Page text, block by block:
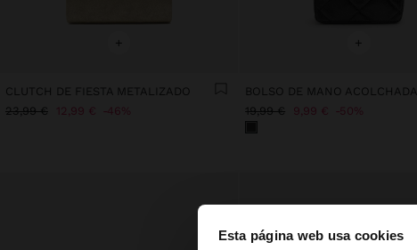
Esta página web usa cookies
+
CLUTCH DE FIESTA METALIZADO
23,99 € 12,99 € 46%
+
BOLSO DE MANO ACOLCHADA
19,99 € 9,99 € 50%